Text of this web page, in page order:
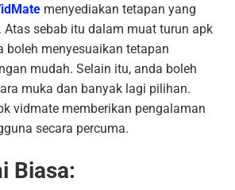
menyediakan tetapan yang
Atas sebab itu dalam muat turun apk
boleh menyesuaikan tetapan
mudah. Selain itu, anda boleh
muka dan banyak lagi pilihan.
vidmate memberikan pengalaman
secara percuma.
Biasa: